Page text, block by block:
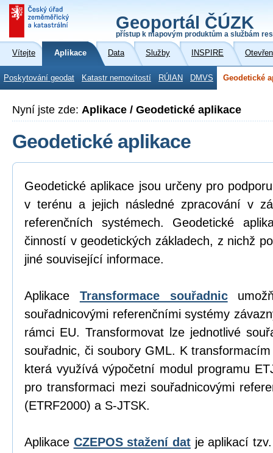
Geoportál ČÚZK
přístup k mapovým produktům a službám
Vítejte Aplikace Data Služby INSPIRE
Poskytování geodat Katastr nemovitostí RÚIAN DMVS Geodetické
Nyní jste zde: Aplikace / Geodetické aplikace
Geodetické aplikace
Geodetické aplikace jsou určeny pro
v terénu a jejich následné zpracování v
referenčních systémech. Geodetické
činností v geodetických základech, z nichž
jiné související informace.
Aplikace Transformace souřadnic
souřadnicovými referenčními systémy
rámci EU. Transformovat lze jednotlivé
souřadnic, či soubory GML. K
která využívá výpočetní modul programu
pro transformaci mezi souřadnicovými
(ETRF2000) a S-JTSK.
Aplikace CZEPOS stažení datje aplikací